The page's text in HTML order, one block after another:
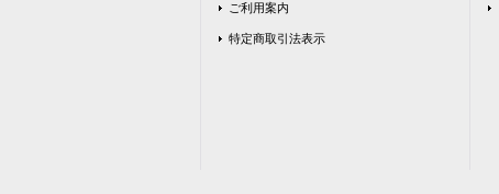
ご利用案内
特定商取引法表示